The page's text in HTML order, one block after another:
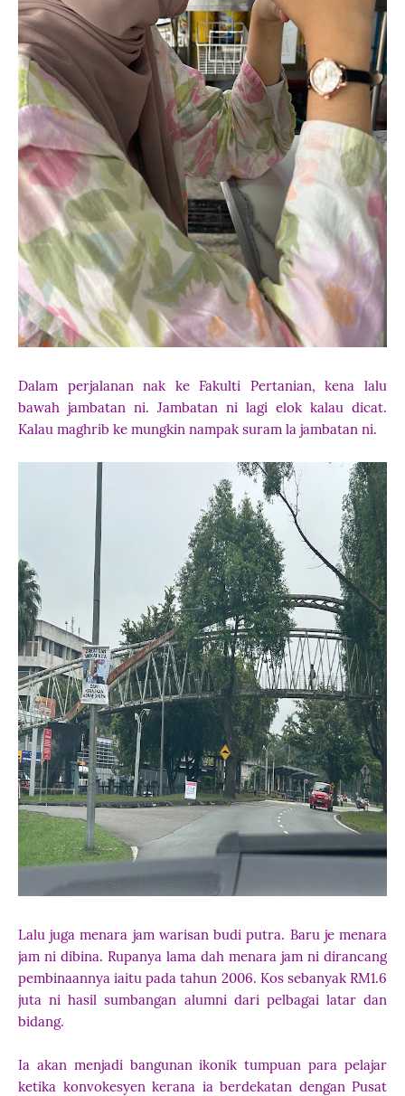
Dalam perjalanan nak ke Fakulti Pertanian, kena lalu
bawah jambatan ni. Jambatan ni lagi elok kalau dicat.
Kalau maghrib ke mungkin nampak suram la jambatan ni.
Lalu juga menara jam warisan budi putra. Baru je menara
jam ni dibina. Rupanya lama dah menara jam ni dirancang
pembinaannya iaitu pada tahun 2006. Kos sebanyak RM1.6
juta ni hasil sumbangan alumni dari pelbagai latar dan
bidang.
Ia akan menjadi bangunan ikonik tumpuan para pelajar
ketika konvokesyen kerana ia berdekatan dengan Pusat